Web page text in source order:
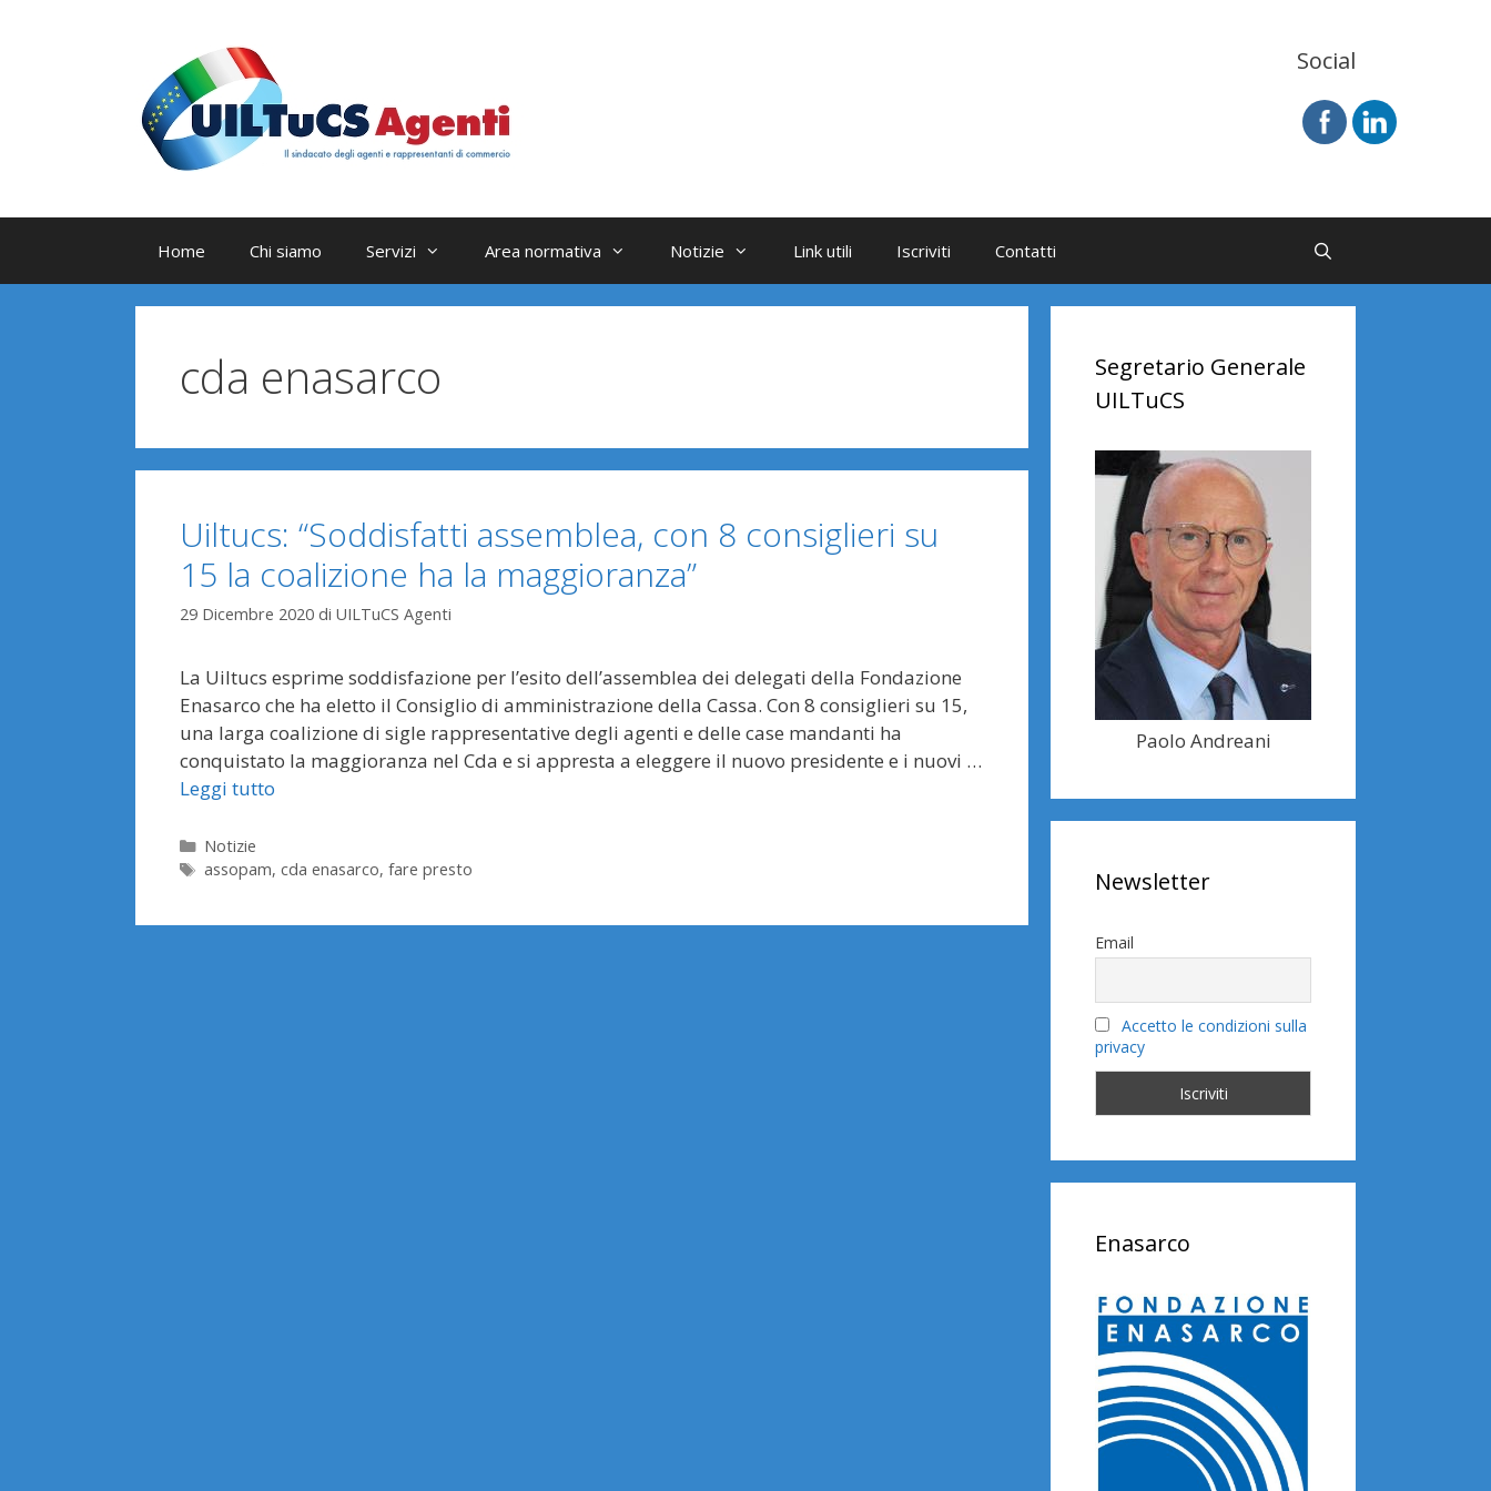
Social
Home Chi siamo Servizi Area normativa Notizie Link utili Iscriviti Contatti
cda enasarco
Uiltucs: “Soddisfatti assemblea, con 8 consiglieri su
15 la coalizione ha la maggioranza”
29 Dicembre 2020 di UILTuCS Agenti
La Uiltucs esprime soddisfazione per l’esito dell’assemblea dei delegati della Fondazione
Enasarco che ha eletto il Consiglio di amministrazione della Cassa. Con 8 consiglieri su 15,
una larga coalizione di sigle rappresentative degli agenti e delle case mandanti ha
conquistato la maggioranza nel Cda e si appresta a eleggere il nuovo presidente e i nuovi …
Leggi tutto
Categorie
Notizie
Tag
assopam, cda enasarco, fare presto
Segretario Generale
UILTuCS
Paolo Andreani
Newsletter
Email
Accetto le condizioni sulla
privacy
Enasarco